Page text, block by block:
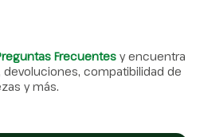
Frecuentes y encuentra
compatibilidad de
y más.